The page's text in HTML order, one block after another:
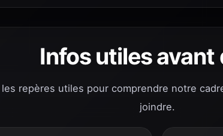
Infos utiles avant
repères utiles pour comprendre notre
joindre.